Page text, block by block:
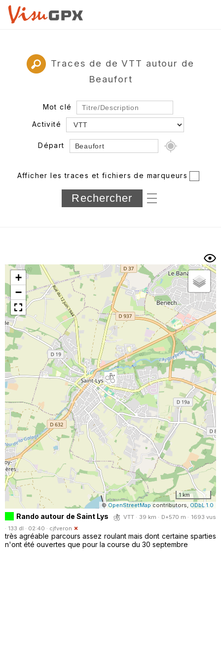
Traces de de VTT autour de
Beaufort
Mot clé
Activité
Départ
Département
Longueur min/max
Trier par
Horodatage Photos
Afficher les traces et fichiers de marqueurs
+
−
1 km
© OpenStreetMap contributors, ODbL 1.0
Rando autour de Saint Lys
VTT · 39 km · D+570 m · 1693 vus
· 133 dl · 02:40 · cjfveron
très agréable parcours assez roulant mais dont certaine sparties
n'ont été ouvertes que pour la course du 30 septembre